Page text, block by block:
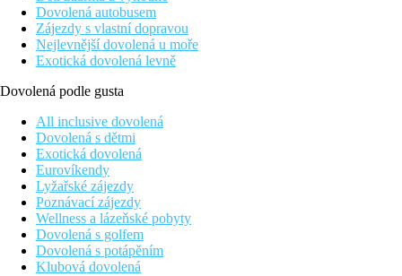
Dovolená autobusem
Zájezdy s vlastní dopravou
Nejlevnější dovolená u moře
Exotická dovolená levně
Dovolená podle gusta
All inclusive dovolená
Dovolená s dětmi
Exotická dovolená
Eurovíkendy
Lyžařské zájezdy
Poznávací zájezdy
Wellness a lázeňské pobyty
Dovolená s golfem
Dovolená s potápěním
Klubová dovolená